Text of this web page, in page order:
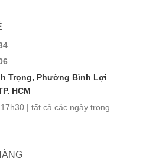
Trọng, Phường Bình Lợi
HCM
| tất cả các ngày trong